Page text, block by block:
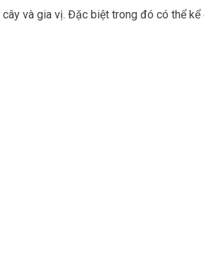
và gia vị. Đặc biệt trong đó có thể kể